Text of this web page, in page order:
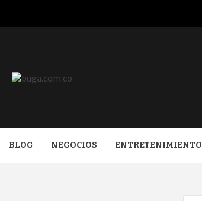
BLOG NEGOCIOS ENTRETENIMIENTO